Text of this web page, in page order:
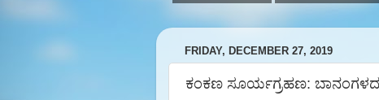
FRIDAY, DECEMBER 27, 2019
ಕಂಕಣ ಸೂರ್ಯಗ್ರಹಣ: